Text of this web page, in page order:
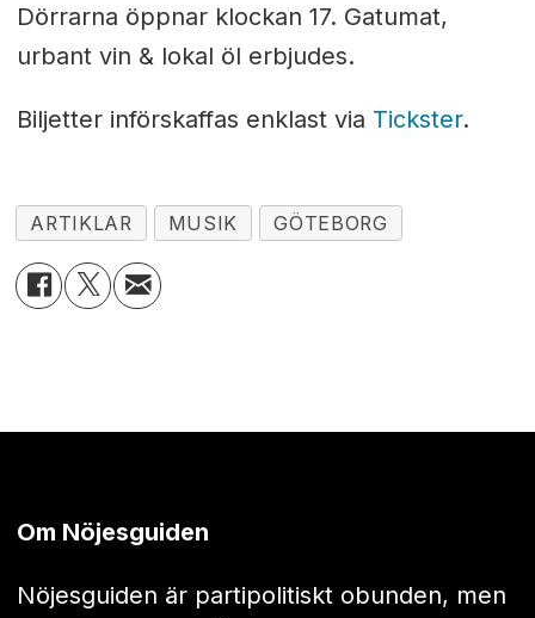
Dörrarna öppnar klockan 17. Gatumat,
urbant vin & lokal öl erbjudes.
Biljetter införskaffas enklast via Tickster.
ARTIKLAR MUSIK GÖTEBORG
Om Nöjesguiden
Nöjesguiden är partipolitiskt obunden, men